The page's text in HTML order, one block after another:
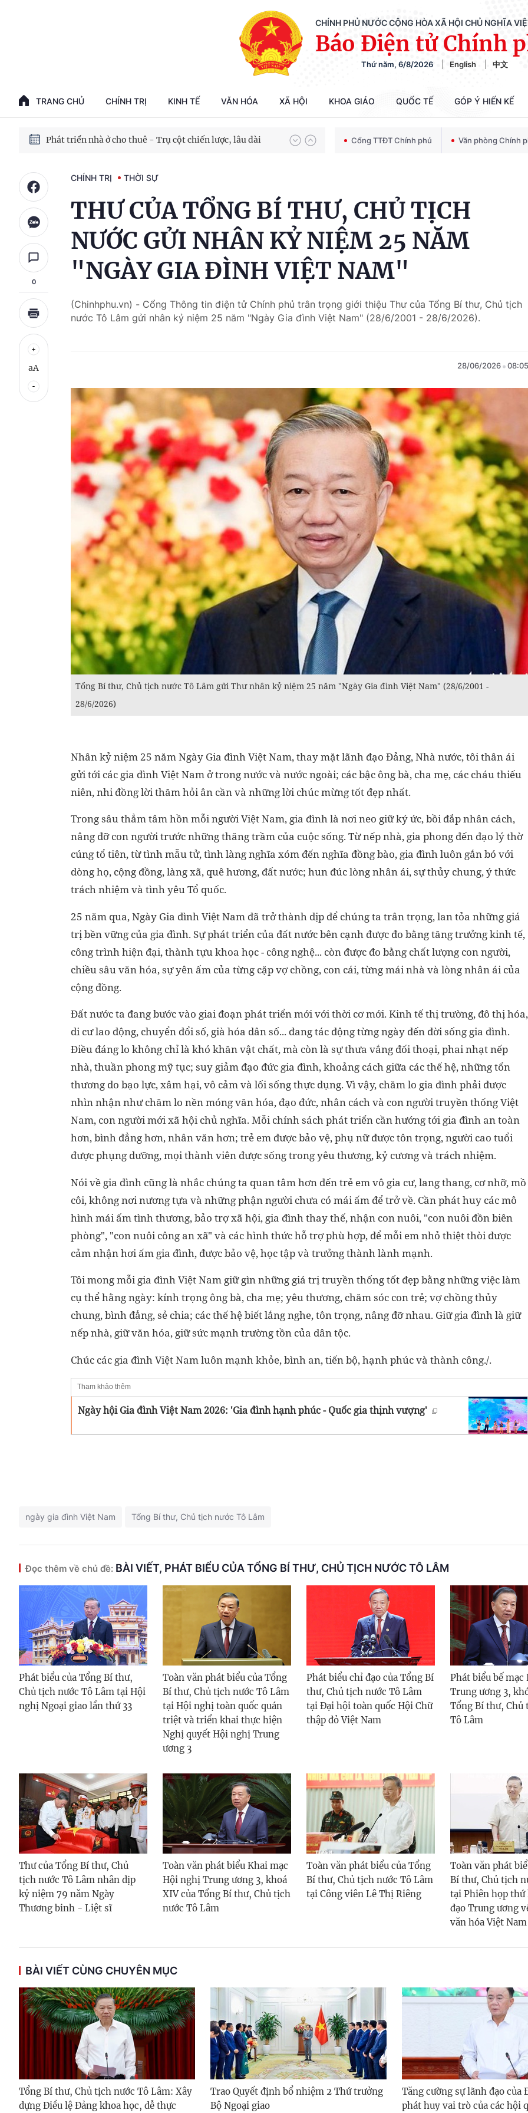
CHÍNH PHỦ NƯỚC CỘNG HÒA XÃ HỘI CHỦ NGHĨA
Báo Điện tử Chính
Thứ năm, 6/8/2026 English 中文
TRANG CHỦ CHÍNH TRỊ KINH TẾ VĂN HÓA XÃ HỘI KHOA GIÁO QUỐC TẾ GÓP Ý HIẾN KẾ
Phát triển kinh tế nhà nước trong kỷ nguyên mới
Chiến dịch 500 ngày đêm tìm kiếm, quy tập và xác định danh tính hài cốt liệt sĩ
Bảo vệ nền tảng tư tưởng của Đảng trong kỷ nguyên phát triển mới
Phát triển nhà ở cho thuê - Trụ cột chiến lược, lâu dài Cổng TTĐT Chính phủ Văn phòng Chính
0
aA
CHÍNH TRỊ THỜI SỰ
THƯ CỦA TỔNG BÍ THƯ, CHỦ TỊCH
NƯỚC GỬI NHÂN KỶ NIỆM 25 NĂM
"NGÀY GIA ĐÌNH VIỆT NAM"
(Chinhphu.vn) - Cổng Thông tin điện tử Chính phủ trân trọng giới thiệu Thư của Tổng Bí thư, Chủ tịch
nước Tô Lâm gửi nhân kỷ niệm 25 năm "Ngày Gia đình Việt Nam" (28/6/2001 - 28/6/2026).
28/06/2026 08:05
Tổng Bí thư, Chủ tịch nước Tô Lâm gửi Thư nhân kỷ niệm 25 năm "Ngày Gia đình Việt Nam" (28/6/2001 -
28/6/2026)
Nhân kỷ niệm 25 năm Ngày Gia đình Việt Nam, thay mặt lãnh đạo Đảng, Nhà nước, tôi thân ái
gửi tới các gia đình Việt Nam ở trong nước và nước ngoài; các bậc ông bà, cha mẹ, các cháu thiếu
niên, nhi đồng lời thăm hỏi ân cần và những lời chúc mừng tốt đẹp nhất.
Trong sâu thẳm tâm hồn mỗi người Việt Nam, gia đình là nơi neo giữ ký ức, bồi đắp nhân cách,
nâng đỡ con người trước những thăng trầm của cuộc sống. Từ nếp nhà, gia phong đến đạo lý thờ
cúng tổ tiên, từ tình mẫu tử, tình làng nghĩa xóm đến nghĩa đồng bào, gia đình luôn gắn bó với
dòng họ, cộng đồng, làng xã, quê hương, đất nước; hun đúc lòng nhân ái, sự thủy chung, ý thức
trách nhiệm và tình yêu Tổ quốc.
25 năm qua, Ngày Gia đình Việt Nam đã trở thành dịp để chúng ta trân trọng, lan tỏa những giá
trị bền vững của gia đình. Sự phát triển của đất nước bên cạnh được đo bằng tăng trưởng kinh tế,
công trình hiện đại, thành tựu khoa học - công nghệ... còn được đo bằng chất lượng con người,
chiều sâu văn hóa, sự yên ấm của từng cặp vợ chồng, con cái, từng mái nhà và lòng nhân ái của
cộng đồng.
Đất nước ta đang bước vào giai đoạn phát triển mới với thời cơ mới. Kinh tế thị trường, đô thị hóa,
di cư lao động, chuyển đổi số, già hóa dân số... đang tác động từng ngày đến đời sống gia đình.
Điều đáng lo không chỉ là khó khăn vật chất, mà còn là sự thưa vắng đối thoại, phai nhạt nếp
nhà, thuần phong mỹ tục; suy giảm đạo đức gia đình, khoảng cách giữa các thế hệ, những tổn
thương do bạo lực, xâm hại, vô cảm và lối sống thực dụng. Vì vậy, chăm lo gia đình phải được
nhìn nhận như chăm lo nền móng văn hóa, đạo đức, nhân cách và con người truyền thống Việt
Nam, con người mới xã hội chủ nghĩa. Mỗi chính sách phát triển cần hướng tới gia đình an toàn
hơn, bình đẳng hơn, nhân văn hơn; trẻ em được bảo vệ, phụ nữ được tôn trọng, người cao tuổi
được phụng dưỡng, mọi thành viên được sống trong yêu thương, kỷ cương và trách nhiệm.
Nói về gia đình cũng là nhắc chúng ta quan tâm hơn đến trẻ em vô gia cư, lang thang, cơ nhỡ, mồ
côi, không nơi nương tựa và những phận người chưa có mái ấm để trở về. Cần phát huy các mô
hình mái ấm tình thương, bảo trợ xã hội, gia đình thay thế, nhận con nuôi, "con nuôi đồn biên
phòng", "con nuôi công an xã" và các hình thức hỗ trợ phù hợp, để mỗi em nhỏ thiệt thòi được
cảm nhận hơi ấm gia đình, được bảo vệ, học tập và trưởng thành lành mạnh.
Tôi mong mỗi gia đình Việt Nam giữ gìn những giá trị truyền thống tốt đẹp bằng những việc làm
cụ thể hằng ngày: kính trọng ông bà, cha mẹ; yêu thương, chăm sóc con trẻ; vợ chồng thủy
chung, bình đẳng, sẻ chia; các thế hệ biết lắng nghe, tôn trọng, nâng đỡ nhau. Giữ gia đình là giữ
nếp nhà, giữ văn hóa, giữ sức mạnh trường tồn của dân tộc.
Chúc các gia đình Việt Nam luôn mạnh khỏe, bình an, tiến bộ, hạnh phúc và thành công./.
Tham khảo thêm
Ngày hội Gia đình Việt Nam 2026: 'Gia đình hạnh phúc - Quốc gia thịnh vượng'
ngày gia đình Việt Nam Tổng Bí thư, Chủ tịch nước Tô Lâm
Đọc thêm về chủ đề: BÀI VIẾT, PHÁT BIỂU CỦA TỔNG BÍ THƯ, CHỦ TỊCH NƯỚC TÔ LÂM
Phát biểu của Tổng Bí thư,
Chủ tịch nước Tô Lâm tại Hội
nghị Ngoại giao lần thứ 33
Toàn văn phát biểu của Tổng
Bí thư, Chủ tịch nước Tô Lâm
tại Hội nghị toàn quốc quán
triệt và triển khai thực hiện
Nghị quyết Hội nghị Trung
ương 3
Phát biểu chỉ đạo của Tổng Bí
thư, Chủ tịch nước Tô Lâm
tại Đại hội toàn quốc Hội Chữ
thập đỏ Việt Nam
Phát biểu bế mạc
Trung ương 3,
Tổng Bí thư, Chủ
Tô Lâm
Thư của Tổng Bí thư, Chủ
tịch nước Tô Lâm nhân dịp
kỷ niệm 79 năm Ngày
Thương binh - Liệt sĩ
Toàn văn phát biểu Khai mạc
Hội nghị Trung ương 3, khoá
XIV của Tổng Bí thư, Chủ tịch
nước Tô Lâm
Toàn văn phát biểu của Tổng
Bí thư, Chủ tịch nước Tô Lâm
tại Công viên Lê Thị Riêng
Toàn văn phát
Bí thư, Chủ tịch
tại Phiên họp thứ
đạo Trung ương
văn hóa Việt Nam
BÀI VIẾT CÙNG CHUYÊN MỤC
Tổng Bí thư, Chủ tịch nước Tô Lâm: Xây
dựng Điều lệ Đảng khoa học, dễ thực
Trao Quyết định bổ nhiệm 2 Thứ trưởng
Bộ Ngoại giao
Tăng cường sự lãnh đạo của
phát huy vai trò của các hội